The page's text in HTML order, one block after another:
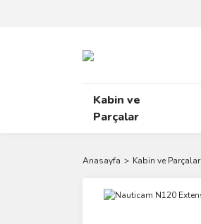
Kabin ve
Parçalar
Anasayfa Kabin ve Parçalar